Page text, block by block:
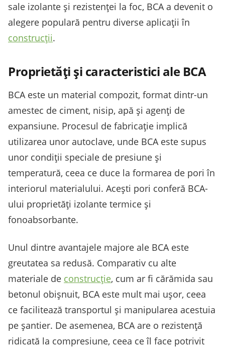
sale izolante și rezistenței la foc, BCA a devenit o
alegere populară pentru diverse aplicații în
construcții.
Proprietăți și caracteristici ale BCA
BCA este un material compozit, format dintr-un
amestec de ciment, nisip, apă și agenți de
expansiune. Procesul de fabricație implică
utilizarea unor autoclave, unde BCA este supus
unor condiții speciale de presiune și
temperatură, ceea ce duce la formarea de pori în
interiorul materialului. Acești pori conferă BCA-
ului proprietăți izolante termice și
fonoabsorbante.
Unul dintre avantajele majore ale BCA este
greutatea sa redusă. Comparativ cu alte
materiale de construcție, cum ar fi cărămida sau
betonul obișnuit, BCA este mult mai ușor, ceea
ce facilitează transportul și manipularea acestuia
pe șantier. De asemenea, BCA are o rezistență
ridicată la compresiune, ceea ce îl face potrivit